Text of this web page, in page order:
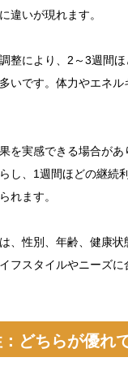
違いが現れます。
整により、2～3週間
いです。体力やエネ
を実感できる場合が
し、1週間ほどの継続
れます。
、性別、年齢、健康
フスタイルやニーズ
どちらが優れ